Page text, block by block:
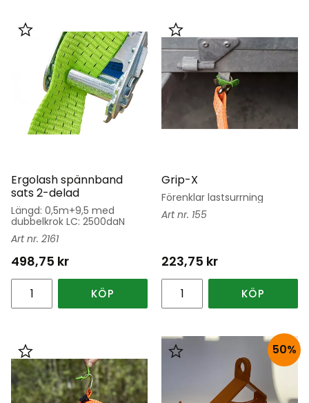
Ergolash spännband
sats 2-delad
Längd: 0,5m+9,5 med
dubbelkrok LC: 2500daN
2161
498,75 kr
Lägg till i favoriter
KÖP
Grip-X
Förenklar lastsurrning
155
223,75 kr
Lägg till i favoriter
KÖP
Lägg till i favoriter
50%
Lägg till i favoriter